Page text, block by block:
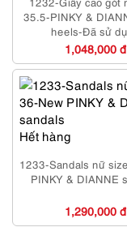
35.5-PINKY &
heels-Đã sử
1,048,000 đ
Hết hàng
1233-Sandals nữ
PINKY & DIANNE
1,290,000 đ